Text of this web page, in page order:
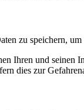
zu speichern,
Ihren und
dies zur